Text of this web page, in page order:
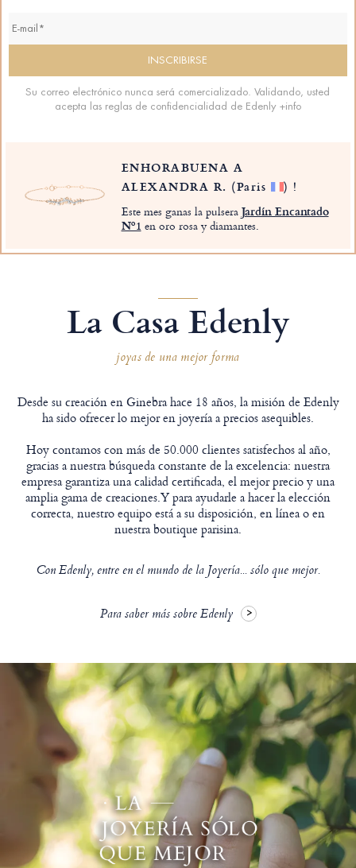
Su correo electrónico nunca será comercializado. Validando, usted
acepta las reglas de confidencialidad de Edenly +info
ENHORABUENA A
ALEXANDRA R. (Paris ) !
Este mes ganas la pulseraJardín Encantado
Nº1 en oro rosa y diamantes.
La Casa Edenly
joyas de una mejor forma
Desde su creación en Ginebra hace 18 años, la misión de Edenly
ha sido ofrecer lo mejor en joyería a precios asequibles.
Hoy contamos con más de 50.000 clientes satisfechos al año,
gracias a nuestra búsqueda constante de la excelencia: nuestra
empresa garantiza una calidad certificada, el mejor precio y una
amplia gama de creaciones.Y para ayudarle a hacer la elección
correcta, nuestro equipo está a su disposición, en línea o en
nuestra boutique parisina.
Con Edenly, entre en el mundo de la Joyería... sólo que mejor.
Para saber más sobre Edenly